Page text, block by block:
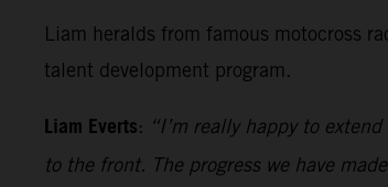
Liam heralds from famous motocross
talent development program.
Liam Everts: “I’m really happy to
to the front. The progress we have